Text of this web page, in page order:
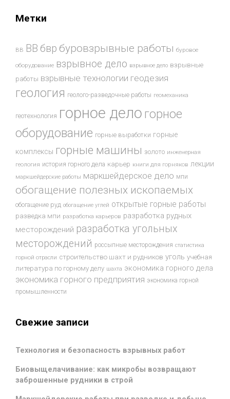
Метки
ВВ ВВ бвр буровзрывные работы буровое
оборудование взрывное дело взрывное дело взрывные
работы взрывные технологии геодезия
геология геолого-разведочные работы геомеханика
геотехнология горное дело горное
оборудование горные выработки горные
комплексы горные машины золото инженерная
геология история горного дела карьер книги для горняков лекции
маркшейдерские работы маркшейдерское дело мпи
обогащение полезных ископаемых
обогащение руд обогащение углей открытые горные работы
разведка мпи разработка карьеров разработка рудных
месторождений разработка угольных
месторождений россыпные месторождения статистика
горной отрасли строительство шахт и рудников уголь учебная
литература по горному делу шахта экономика горного дела
экономика горного предприятия экономика горной
промышленности
Свежие записи
Технология и безопасность взрывных работ
Биовыщелачивание: как микробы возвращают
заброшенные рудники в строй